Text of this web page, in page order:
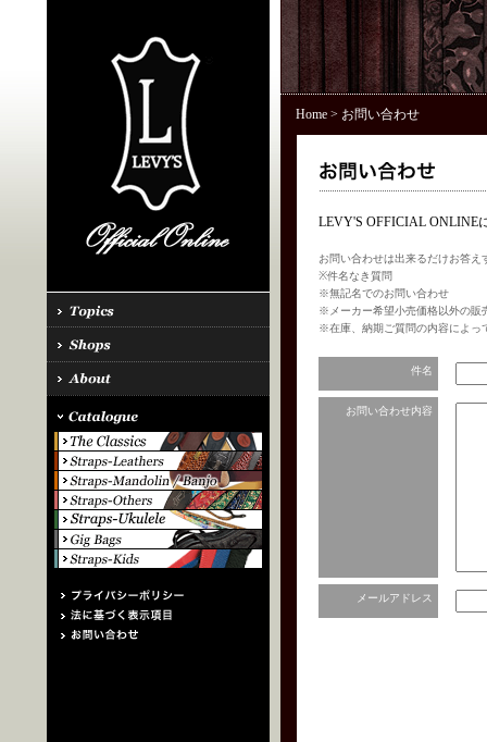
Home> お問い合わせ
LEVY'S OFFICIAL ONLINE
お問い合わせは出来るだけお答
※件名なき質問
※無記名でのお問い合わせ
※メーカー希望小売価格以外の販
※在庫、納期ご質問の内容によっ
件名
お問い合わせ内容
メールアドレス